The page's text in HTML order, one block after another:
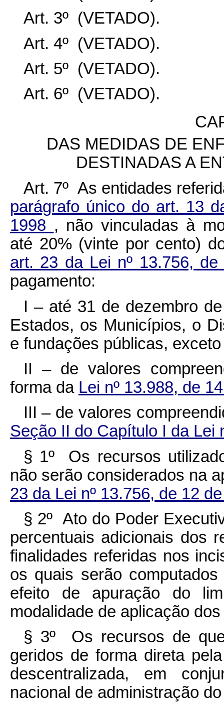
Art. 3º (VETADO).
Art. 4º (VETADO).
Art. 5º (VETADO).
Art. 6º (VETADO).
DAS MEDIDAS DE
DESTINADAS A
Art. 7º As entidades
parágrafo único do art. 13
1998 , não vinculadas à
até 20% (vinte por cento)
art. 23 da Lei nº 13.756,
pagamento:
I – até 31 de dezembro
Estados, os Municípios, o
e fundações públicas,
II – de valores
forma da Lei nº 13.988, de
III – de valores
Seção II do Capítulo I da Lei
§ 1º Os recursos
não serão considerados na
23 da Lei nº 13.756, de 12
§ 2º Ato do Poder
percentuais adicionais dos
finalidades referidas nos
os quais serão
efeito de apuração do
modalidade de aplicação
§ 3º Os recursos de
geridos de forma direta
descentralizada, em
nacional de administração